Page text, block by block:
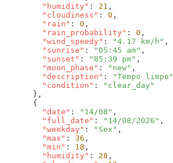
        "humidity"
: 21
        "cloudiness"
: 0
        "rain"
: 0
        "rain_probability"
: 0
        "wind_speedy"
: "4.17 km/h"
        "sunrise"
: "05:45 am"
        "sunset"
: "05:39 pm"
        "moon_phase"
: "new"
        "description"
: "Tempo limpo"
        "condition"
:
        "date"
: "14/08"
        "full_date"
: "14/08/2026"
        "weekday"
: "Sex"
        "max"
: 36
        "min"
: 18
        "humidity"
: 28